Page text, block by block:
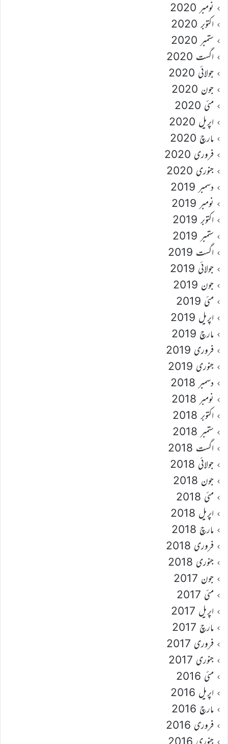
نومبر 2020
اکتوبر 2020
ستمبر 2020
اگست 2020
جولائی 2020
جون 2020
مئی 2020
اپریل 2020
مارچ 2020
فروری 2020
جنوری 2020
دسمبر 2019
نومبر 2019
اکتوبر 2019
ستمبر 2019
اگست 2019
جولائی 2019
جون 2019
مئی 2019
اپریل 2019
مارچ 2019
فروری 2019
جنوری 2019
دسمبر 2018
نومبر 2018
اکتوبر 2018
ستمبر 2018
اگست 2018
جولائی 2018
جون 2018
مئی 2018
اپریل 2018
مارچ 2018
فروری 2018
جنوری 2018
جون 2017
مئی 2017
اپریل 2017
مارچ 2017
فروری 2017
جنوری 2017
مئی 2016
اپریل 2016
مارچ 2016
فروری 2016
جنوری 2016